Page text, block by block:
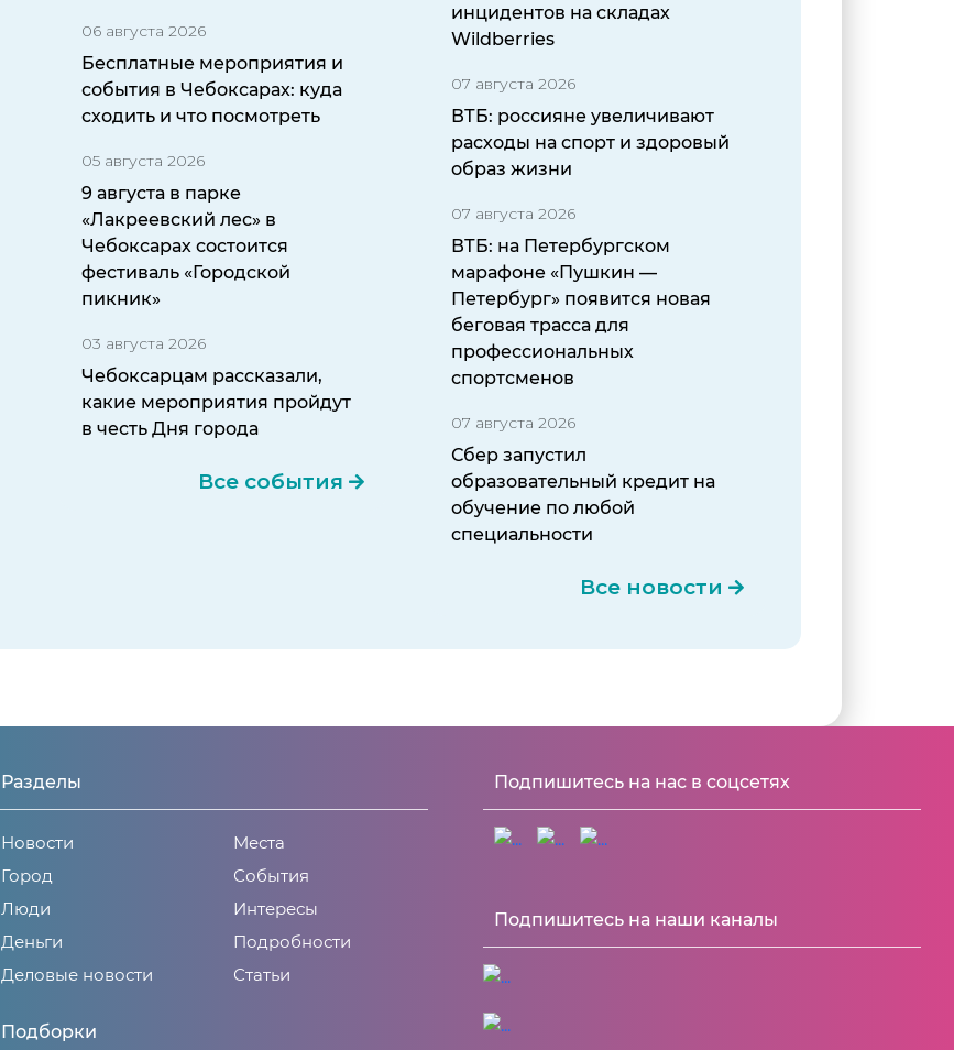
06 августа 2026
Бесплатные мероприятия и
события в Чебоксарах: куда
сходить и что посмотреть
05 августа 2026
9 августа в парке
«Лакреевский лес» в
Чебоксарах состоится
фестиваль «Городской
пикник»
03 августа 2026
Чебоксарцам рассказали,
какие мероприятия пройдут
в честь Дня города
Все события
инцидентов на складах
Wildberries
07 августа 2026
ВТБ: россияне увеличивают
расходы на спорт и здоровый
образ жизни
07 августа 2026
ВТБ: на Петербургском
марафоне «Пушкин —
Петербург» появится новая
беговая трасса для
профессиональных
спортсменов
07 августа 2026
Сбер запустил
образовательный кредит на
обучение по любой
специальности
Все новости
Разделы
Новости
Город
Люди
Деньги
Деловые новости
Места
События
Интересы
Подробности
Статьи
Подборки
Подпишитесь на нас в соцсетях
Подпишитесь на наши каналы